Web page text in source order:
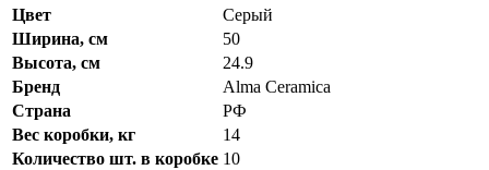
Цвет
Серый
Ширина, см
50
Высота, см
24.9
Бренд
Alma Ceramica
Страна
РФ
Вес коробки, кг
14
Количество шт. в коробке 10